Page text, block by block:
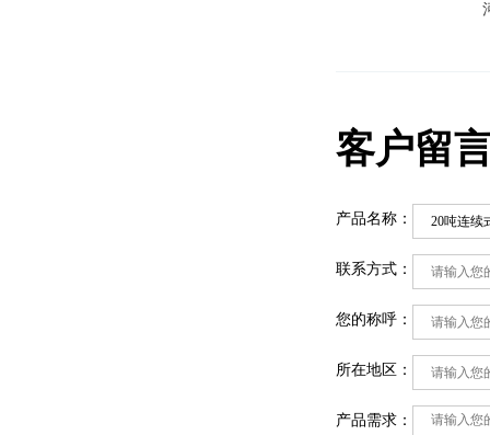
客户留
产品名称：
联系方式：
您的称呼：
所在地区：
产品需求：